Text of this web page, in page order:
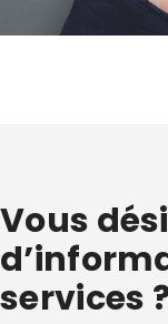
Vous
services